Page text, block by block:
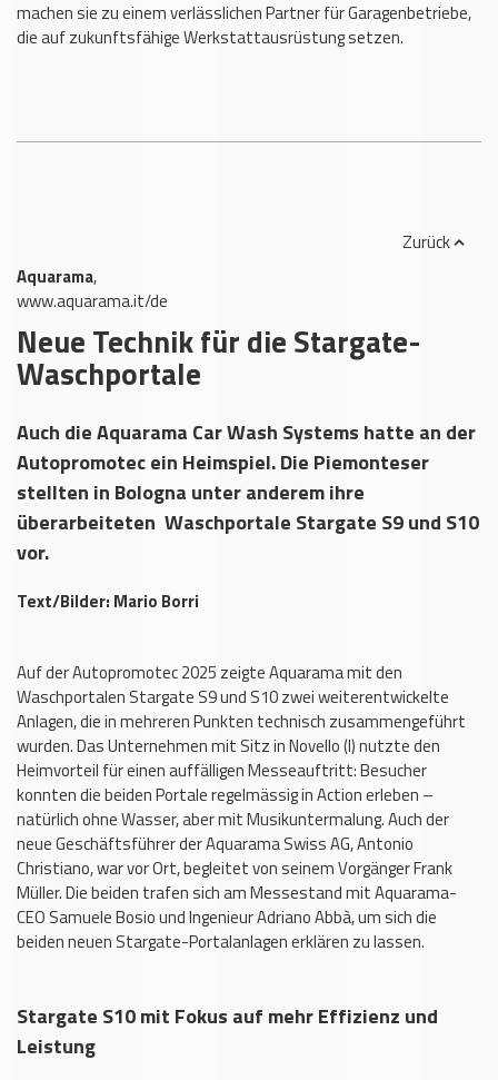
machen sie zu einem verlässlichen Partner für Garagenbetriebe,
die auf zukunftsfähige Werkstattausrüstung setzen.
Aquarama,
www.aquarama.it/de
Zurück
Neue Technik für die Stargate-
Waschportale
Auch die Aquarama Car Wash Systems hatte an der
Autopromotec ein Heimspiel. Die Piemonteser
stellten in Bologna unter anderem ihre
überarbeiteten Waschportale Stargate S9 und S10
vor.
Text/Bilder: Mario Borri
Auf der Autopromotec 2025 zeigte Aquarama mit den
Waschportalen Stargate S9 und S10 zwei weiterentwickelte
Anlagen, die in mehreren Punkten technisch zusammengeführt
wurden. Das Unternehmen mit Sitz in Novello (I) nutzte den
Heimvorteil für einen auffälligen Messeauftritt: Besucher
konnten die beiden Portale regelmässig in Action erleben –
natürlich ohne Wasser, aber mit Musikuntermalung. Auch der
neue Geschäftsführer der Aquarama Swiss AG, Antonio
Christiano, war vor Ort, begleitet von seinem Vorgänger Frank
Müller. Die beiden trafen sich am Messestand mit Aquarama-
CEO Samuele Bosio und Ingenieur Adriano Abbà, um sich die
beiden neuen Stargate-Portalanlagen erklären zu lassen.
Stargate S10 mit Fokus auf mehr Effizienz und
Leistung